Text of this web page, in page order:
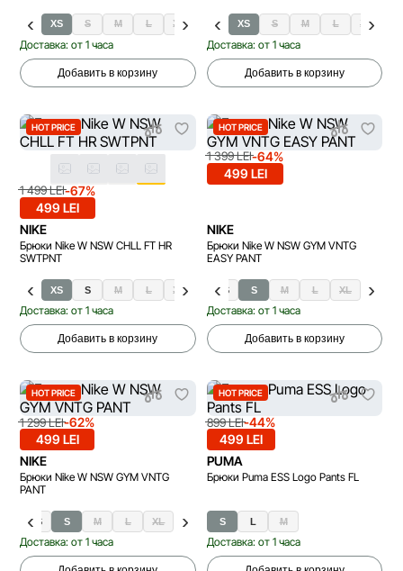
XS S M L XL
Доставка: от 1 часа
Добавить в корзину
XS S M L XL
Доставка: от 1 часа
Добавить в корзину
HOT PRICE
1 499 LEI-67%
499 LEI
NIKE
Брюки Nike W NSW CHLL FT HR
SWTPNT
XS S M L XL
Доставка: от 1 часа
Добавить в корзину
HOT PRICE
1 399 LEI-64%
499 LEI
NIKE
Брюки Nike W NSW GYM VNTG
EASY PANT
XS S M L XL
Доставка: от 1 часа
Добавить в корзину
HOT PRICE
1 299 LEI-62%
499 LEI
NIKE
Брюки Nike W NSW GYM VNTG
PANT
XS S M L XL
Доставка: от 1 часа
HOT PRICE
899 LEI-44%
499 LEI
PUMA
Брюки Puma ESS Logo Pants FL
S L M
Доставка: от 1 часа